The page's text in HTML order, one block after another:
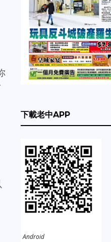
下載老中APP
Android